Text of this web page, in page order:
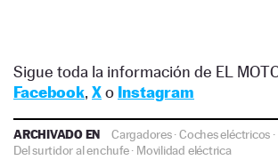
Sigue toda la información de EL
Facebook, Xo Instagram
ARCHIVADO EN Cargadores·Coches eléctricos ·
Del surtidor al enchufe· Movilidad eléctrica